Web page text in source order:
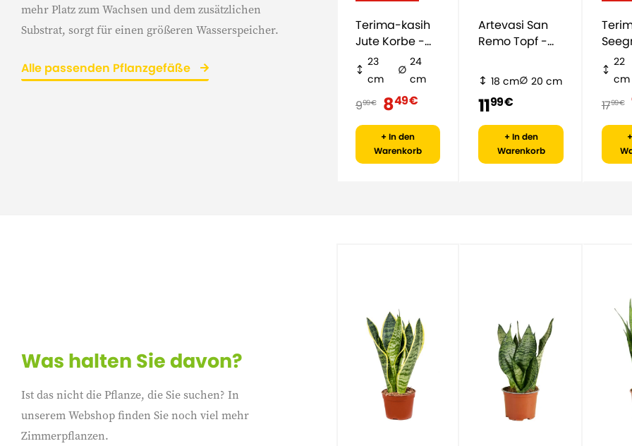
mehr Platz zum Wachsen und dem zusätzlichen
Substrat, sorgt für einen größeren Wasserspeicher.
Alle passenden Pflanzgefäße
Terima-kasih
Jute Korbe -
natürlich
23
cm
24
cm
999 € 849 €
+ In den
Warenkorb
Artevasi San
Remo Topf -
18 cm 20 cm
1199 €
+ In den
Warenkorb
22
cm
1799 €
Was halten Sie davon?
Ist das nicht die Pflanze, die Sie suchen? In
unserem Webshop finden Sie noch viel mehr
Zimmerpflanzen.